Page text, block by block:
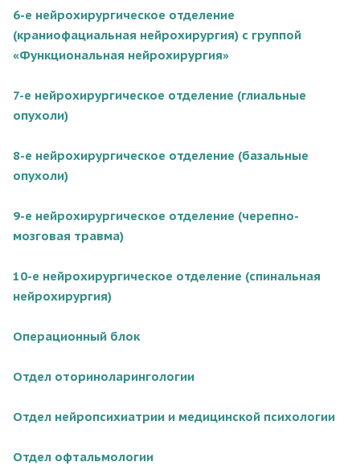
6-е нейрохирургическое отделение
(краниофациальная нейрохирургия) с группой
«Функциональная нейрохирургия»
7-е нейрохирургическое отделение (глиальные
опухоли)
8-е нейрохирургическое отделение (базальные
опухоли)
9-е нейрохирургическое отделение (черепно-
мозговая травма)
10-е нейрохирургическое отделение (спинальная
нейрохирургия)
Операционный блок
Отдел оториноларингологии
Отдел нейропсихиатрии и медицинской психологии
Отдел офтальмологии